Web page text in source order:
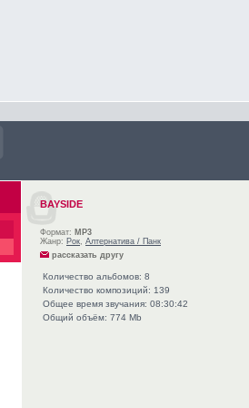
BAYSIDE
Формат: MP3
Жанр: Рок, Алтернатива / Панк
рассказать другу
Количество альбомов: 8
Количество композиций: 139
Общее время звучания: 08:30:42
Общий объём: 774 Mb